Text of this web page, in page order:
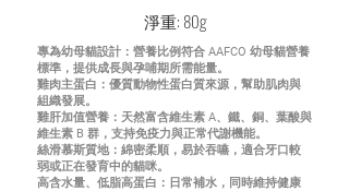
淨重: 80g
專為幼母貓設計：營養比例符合 AAFCO 幼母貓營養
標準，提供成長與孕哺期所需能量。
雞肉主蛋白：優質動物性蛋白質來源，幫助肌肉與
組織發展。
雞肝加值營養：天然富含維生素 A、鐵、銅、葉酸與
維生素 B 群，支持免疫力與正常代謝機能。
絲滑慕斯質地：綿密柔順，易於吞嚥，適合牙口較
弱或正在發育中的貓咪。
高含水量、低脂高蛋白：日常補水，同時維持健康